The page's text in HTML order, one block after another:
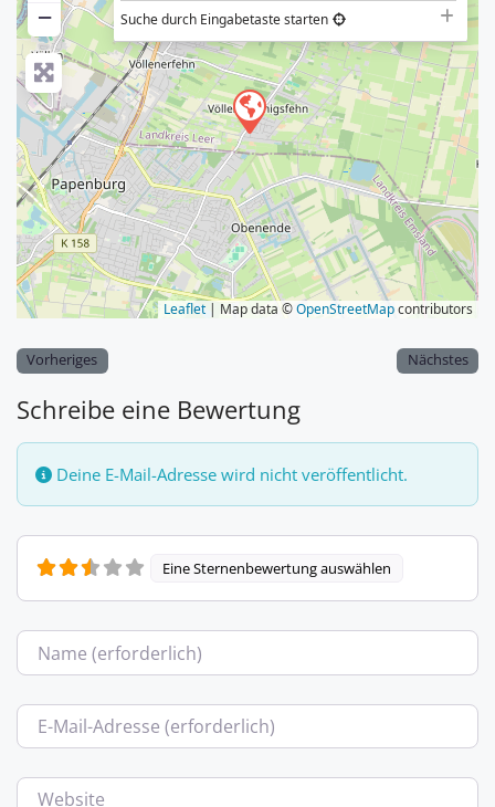
−
Suche durch Eingabetaste starten
Leaflet | Map data ©OpenStreetMapcontributors
Vorheriges Nächstes
Schreibe eine Bewertung
Deine E-Mail-Adresse wird nicht veröffentlicht.
Eine Sternenbewertung auswählen
Name
E-Mail
Website